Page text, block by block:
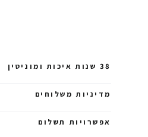
38 שנות איכות ומוניטין
מדיניות משלוחים
אפשרויות תשלום